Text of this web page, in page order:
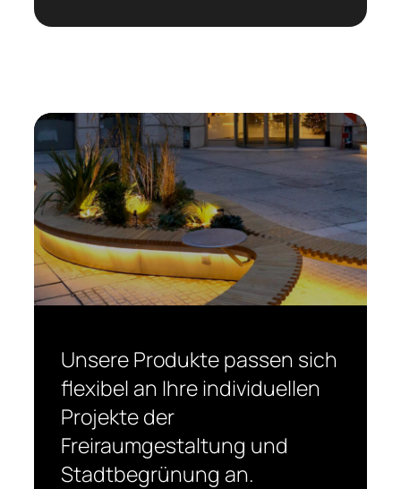
Unsere Produkte passen sich
flexibel an Ihre individuellen
Projekte der
Freiraumgestaltung und
Stadtbegrünung an.